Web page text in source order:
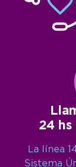
24 hs
La línea
Sistema